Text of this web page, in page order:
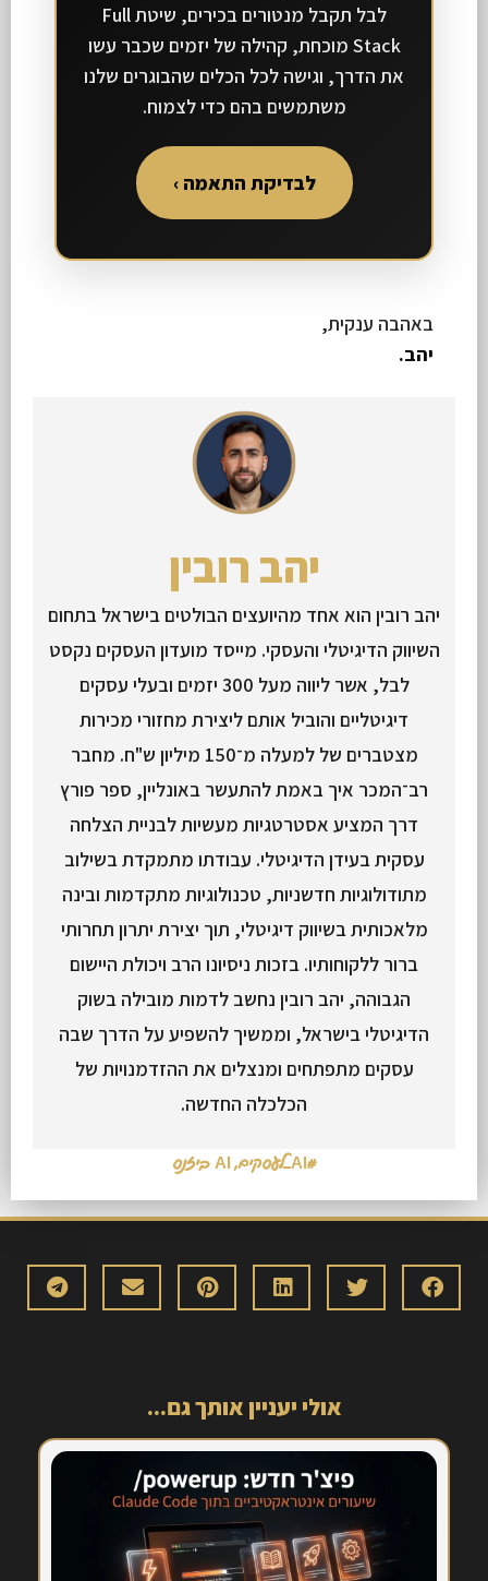
לבל תקבל מנטורים בכירים, שיטת Full
Stack מוכחת, קהילה של יזמים שכבר עשו
את הדרך, וגישה לכל הכלים שהבוגרים שלנו
משתמשים בהם כדי לצמוח.
לבדיקת התאמה ›
באהבה ענקית,
יהב.
יהב רובין
יהב רובין הוא אחד מהיועצים הבולטים בישראל בתחום
השיווק הדיגיטלי והעסקי. מייסד מועדון העסקים נקסט
לבל, אשר ליווה מעל 300 יזמים ובעלי עסקים
דיגיטליים והוביל אותם ליצירת מחזורי מכירות
מצטברים של למעלה מ־150 מיליון ש"ח. מחבר
רב־המכר איך באמת להתעשר באונליין, ספר פורץ
דרך המציע אסטרטגיות מעשיות לבניית הצלחה
עסקית בעידן הדיגיטלי. עבודתו מתמקדת בשילוב
מתודולוגיות חדשניות, טכנולוגיות מתקדמות ובינה
מלאכותית בשיווק דיגיטלי, תוך יצירת יתרון תחרותי
ברור ללקוחותיו. בזכות ניסיונו הרב ויכולת היישום
הגבוהה, יהב רובין נחשב לדמות מובילה בשוק
הדיגיטלי בישראל, וממשיך להשפיע על הדרך שבה
עסקים מתפתחים ומנצלים את ההזדמנויות של
הכלכלה החדשה.
#AI_לעסקים ,AI ביזנס
אולי יעניין אותך גם...